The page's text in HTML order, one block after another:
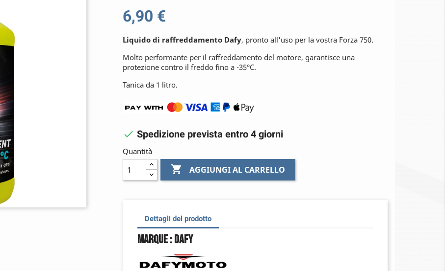
6,90 €
Liquido di raffreddamento Dafy, pronto all'uso per la vostra Forza 750.
Molto performante per il raffreddamento del motore, garantisce una
protezione contro il freddo fino a -35°C.
Tanica da 1 litro.
 Spedizione prevista entro 4 giorni
Quantità
 AGGIUNGI AL CARRELLO
Dettagli del prodotto
Marque : Dafy